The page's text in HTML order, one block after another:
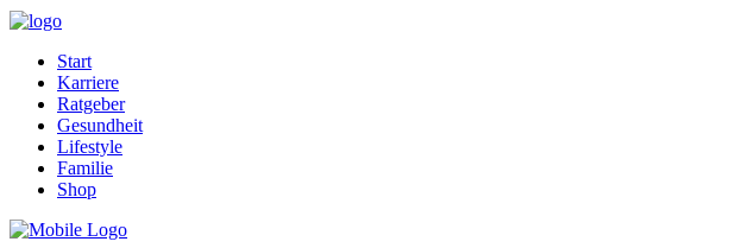
Start
Karriere
Ratgeber
Gesundheit
Lifestyle
Familie
Shop